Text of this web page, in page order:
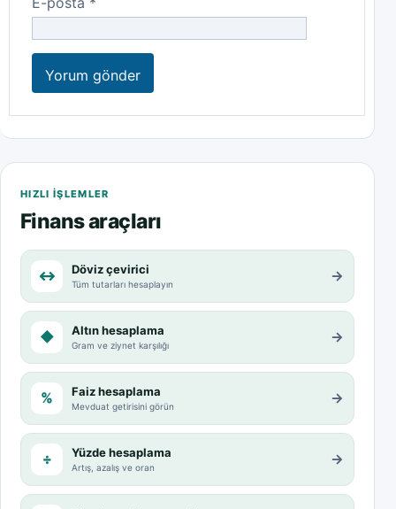
HIZLI IŞLEMLER
Finans araçları
↔ Döviz çevirici
Tüm tutarları hesaplayın →
◆ Altın hesaplama
Gram ve ziynet karşılığı →
% Faiz hesaplama
Mevduat getirisini görün →
÷ Yüzde hesaplama
Artış, azalış ve oran →